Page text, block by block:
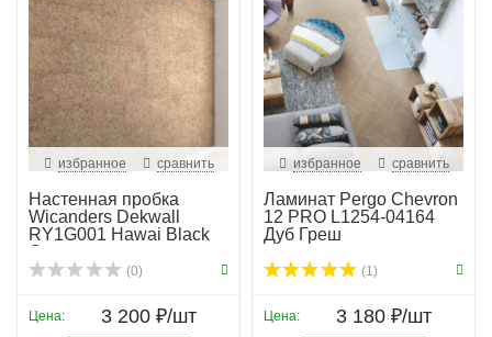
избранное сравнить
Настенная пробка
Wicanders Dekwall
RY1G001 Hawai Black
Oy...
(0)
Цена: 3 200 ₽/шт
избранное сравнить
Ламинат Pergo Chevron
12 PRO L1254-04164
Дуб Греш
(1)
Цена: 3 180 ₽/шт